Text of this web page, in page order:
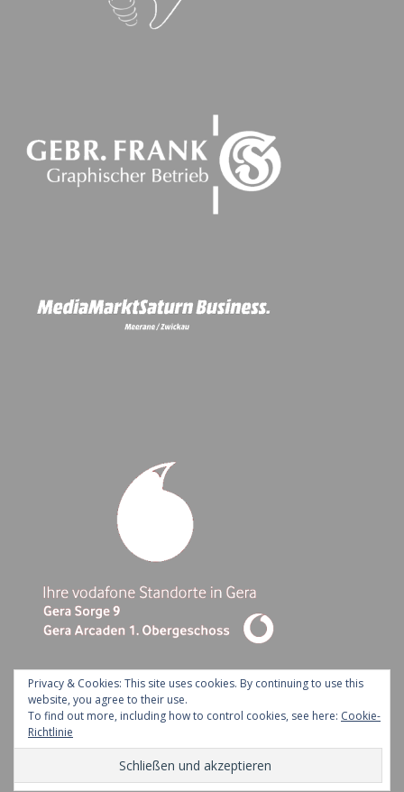
Ashe Theme by Royal-Flush - 2026 ©
Kontakt Impressum Datenschutz
Privacy & Cookies: This site uses cookies. By continuing to use this
website, you agree to their use.
To find out more, including how to control cookies, see here: Cookie-
Richtlinie